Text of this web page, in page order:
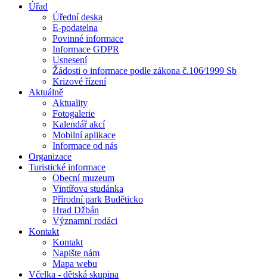
Úřad
Úřední deska
E-podatelna
Povinné informace
Informace GDPR
Usnesení
Žádosti o informace podle zákona č.106⁄1999 Sb
Krizové řízení
Aktuálně
Aktuality
Fotogalerie
Kalendář akcí
Mobilní aplikace
Informace od nás
Organizace
Turistické informace
Obecní muzeum
Vintířova studánka
Přírodní park Buděticko
Hrad Džbán
Významní rodáci
Kontakt
Kontakt
Napište nám
Mapa webu
Včelka - dětská skupina